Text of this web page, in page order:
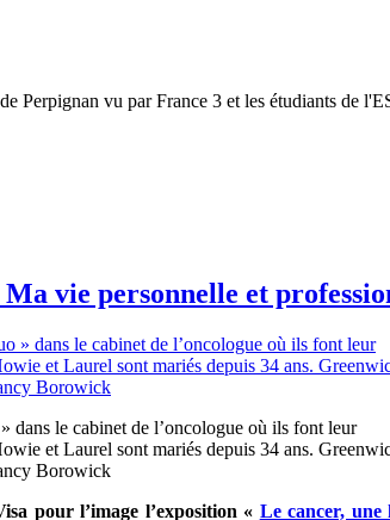
Perpignan vu par France 3 et les étudiants de
vie personnelle et
dans le cabinet de l’oncologue où ils font leur
et Laurel sont mariés depuis 34 ans.
Borowick
pour l’image l’exposition « Le cancer, une